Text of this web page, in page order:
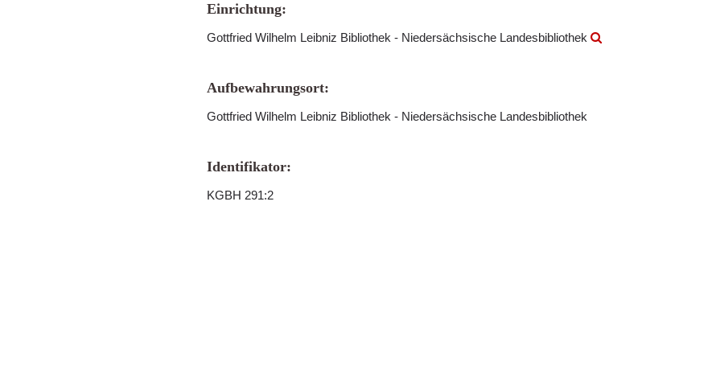
Einrichtung:
Gottfried Wilhelm Leibniz Bibliothek - Niedersächsische Landesbibliothek
Aufbewahrungsort:
Gottfried Wilhelm Leibniz Bibliothek - Niedersächsische Landesbibliothek
Identifikator:
KGBH 291:2